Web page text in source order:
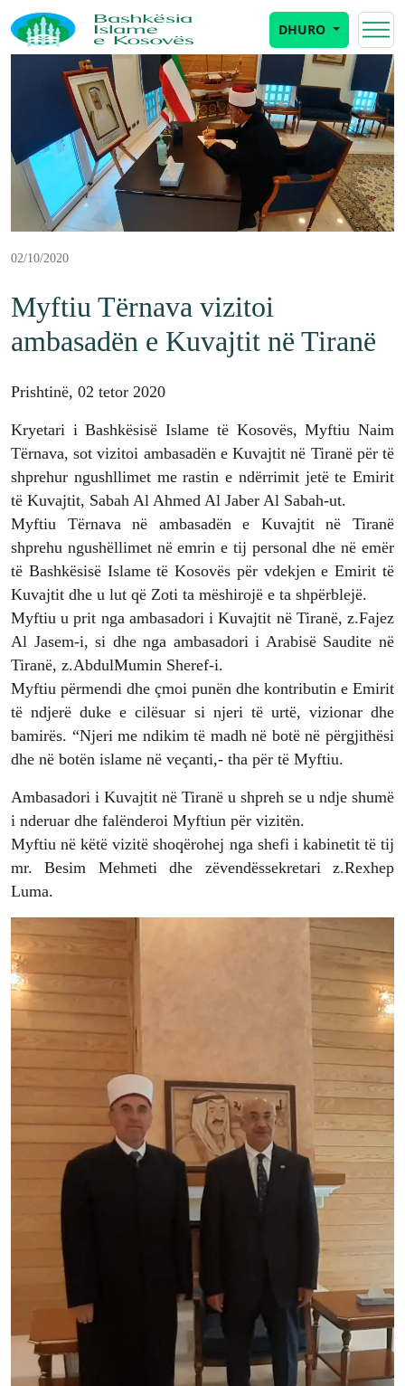
DHURO
02/10/2020
Myftiu Tërnava vizitoi
ambasadën e Kuvajtit në Tiranë
Prishtinë, 02 tetor 2020
Kryetari i Bashkësisë Islame të Kosovës, Myftiu Naim
Tërnava, sot vizitoi ambasadën e Kuvajtit në Tiranë për të
shprehur ngushllimet me rastin e ndërrimit jetë te Emirit
të Kuvajtit, Sabah Al Ahmed Al Jaber Al Sabah-ut.
Myftiu Tërnava në ambasadën e Kuvajtit në Tiranë
shprehu ngushëllimet në emrin e tij personal dhe në emër
të Bashkësisë Islame të Kosovës për vdekjen e Emirit të
Kuvajtit dhe u lut që Zoti ta mëshirojë e ta shpërblejë.
Myftiu u prit nga ambasadori i Kuvajtit në Tiranë, z.Fajez
Al Jasem-i, si dhe nga ambasadori i Arabisë Saudite në
Tiranë, z.AbdulMumin Sheref-i.
Myftiu përmendi dhe çmoi punën dhe kontributin e Emirit
të ndjerë duke e cilësuar si njeri të urtë, vizionar dhe
bamirës. “Njeri me ndikim të madh në botë në përgjithësi
dhe në botën islame në veçanti,- tha për të Myftiu.
Ambasadori i Kuvajtit në Tiranë u shpreh se u ndje shumë
i nderuar dhe falënderoi Myftiun për vizitën.
Myftiu në këtë vizitë shoqërohej nga shefi i kabinetit të tij
mr. Besim Mehmeti dhe zëvendëssekretari z.Rexhep
Luma.